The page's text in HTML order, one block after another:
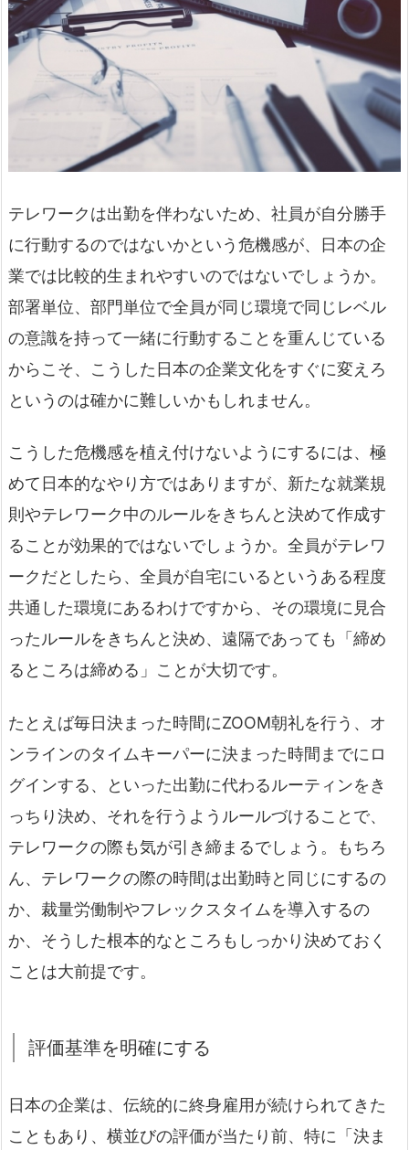
テレワークは出勤を伴わないため、社員が自分勝手
に行動するのではないかという危機感が、日本の企
業では比較的生まれやすいのではないでしょうか。
部署単位、部門単位で全員が同じ環境で同じレベル
の意識を持って一緒に行動することを重んじている
からこそ、こうした日本の企業文化をすぐに変えろ
というのは確かに難しいかもしれません。
こうした危機感を植え付けないようにするには、極
めて日本的なやり方ではありますが、新たな就業規
則やテレワーク中のルールをきちんと決めて作成す
ることが効果的ではないでしょうか。全員がテレワ
ークだとしたら、全員が自宅にいるというある程度
共通した環境にあるわけですから、その環境に見合
ったルールをきちんと決め、遠隔であっても「締め
るところは締める」ことが大切です。
たとえば毎日決まった時間にZOOM朝礼を行う、オ
ンラインのタイムキーパーに決まった時間までにロ
グインする、といった出勤に代わるルーティンをき
っちり決め、それを行うようルールづけることで、
テレワークの際も気が引き締まるでしょう。もちろ
ん、テレワークの際の時間は出勤時と同じにするの
か、裁量労働制やフレックスタイムを導入するの
か、そうした根本的なところもしっかり決めておく
ことは大前提です。
評価基準を明確にする
日本の企業は、伝統的に終身雇用が続けられてきた
こともあり、横並びの評価が当たり前、特に「決ま